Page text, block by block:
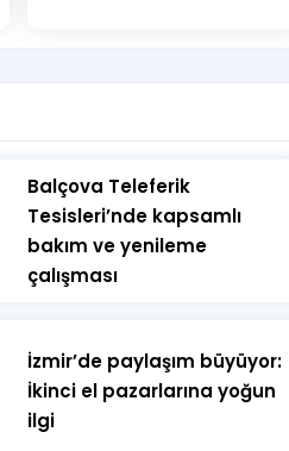
​Balçova Teleferik
Tesisleri’nde kapsamlı
bakım ve yenileme
çalışması
İzmir’de paylaşım büyüyor:
İkinci el pazarlarına yoğun
ilgi